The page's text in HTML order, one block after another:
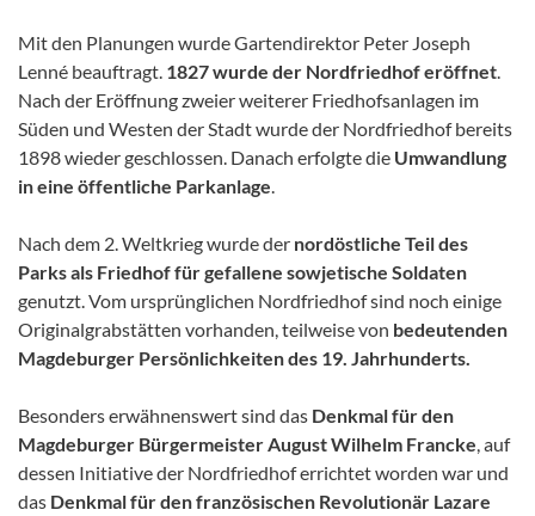
Mit den Planungen wurde Gartendirektor Peter Joseph
Lenné beauftragt. 1827 wurde der Nordfriedhof eröffnet
Nach der Eröffnung zweier weiterer Fried­hofs­anlagen im
Süden und Westen der Stadt wurde der Nordfriedhof bereits
1898 wieder geschlossen. Danach erfolgte die Umwandlung
in eine öffentliche Parkanlage
Nach dem 2. Weltkrieg wurde der nordöstliche Teil des
Parks als Friedhof für gefallene sowjetische Soldaten
genutzt. Vom ursprünglichen Nordfriedhof sind noch einige
Originalgrabstätten vorhanden, teilweise von bedeutenden
Magdeburger Persönlichkeiten des 19. Jahrhunderts.
Besonders erwähnenswert sind das Denkmal für den
Magdeburger Bürgermeister August Wilhelm Francke , auf
dessen Initiative der Nordfriedhof errichtet worden war und
das Denkmal für den französischen Revolutionär Lazare